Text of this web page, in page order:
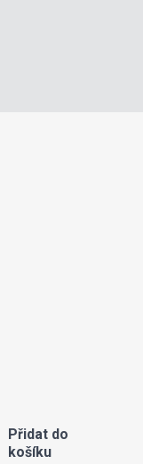
Přidat do
košíku